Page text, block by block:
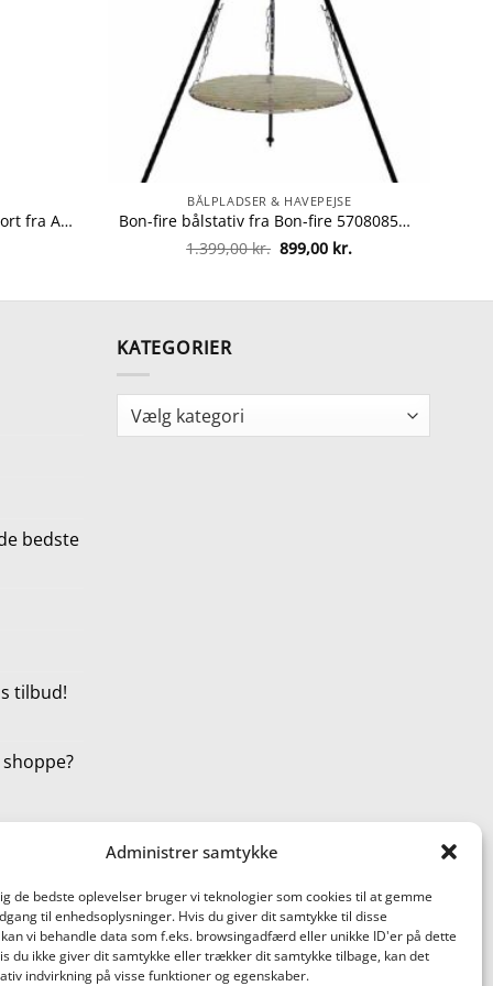
Administrer samtykke
de bedste oplevelser bruger vi teknologier som cookies til at gemme
til enhedsoplysninger. Hvis du giver dit samtykke til disse
vi behandle data som f.eks. browsingadfærd eller unikke ID'er på dette
du ikke giver dit samtykke eller trækker dit samtykke tilbage, kan det
indvirkning på visse funktioner og egenskaber.
Allux pakkepostkasse – 800 – Sort fra Allux 5701701548024
BÅLPLADSER & HAVEPEJSE
Bon-fire bålstativ fra Bon-fire 5708085110021
1.399,00kr. Den
oprindelige
899,00 kr.
bedste
tilbud!
KATEGORIER
Kategorier